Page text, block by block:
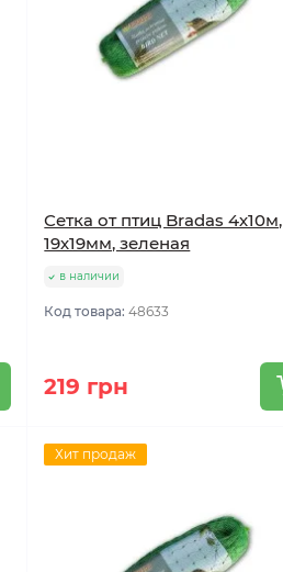
Сетка от птиц Bradas 4х10м,
19х19мм, зеленая
в наличии
Код товара:48633
219 грн
Хит продаж